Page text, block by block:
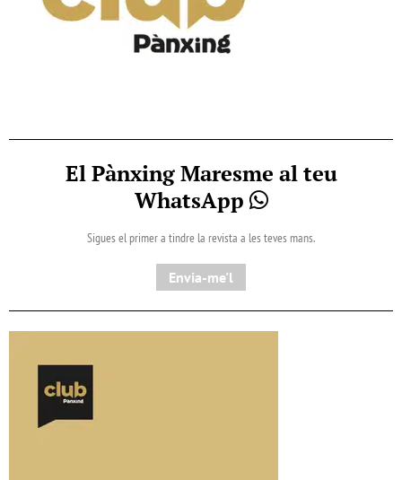
El Pànxing Maresme al teu
WhatsApp
Sigues el primer a tindre la revista a les teves mans.
Envia-me'l